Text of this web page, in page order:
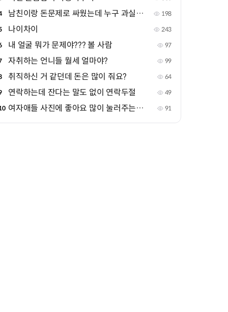
남친이랑 돈문제로 싸웠는데 누구 과실같아? 198
나이차이 243
내 얼굴 뭐가 문제야??? 볼 사람 97
자취하는 언니들 월세 얼마야? 99
취직하신 거 같던데 돈은 많이 줘요? 64
연락하는데 잔다는 말도 없이 연락두절 49
여자애들 사진에 좋아요 많이 눌러주는 애들 91